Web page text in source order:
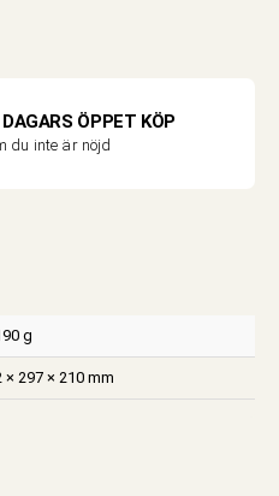
ÖPPET KÖP
du inte är nöjd
g
× 297 × 210 mm